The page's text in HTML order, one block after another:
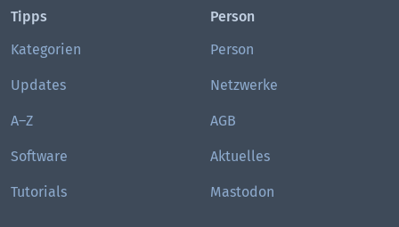
Tipps
Kategorien
Updates
A–Z
Software
Tutorials
Person
Person
Netzwerke
AGB
Aktuelles
Mastodon